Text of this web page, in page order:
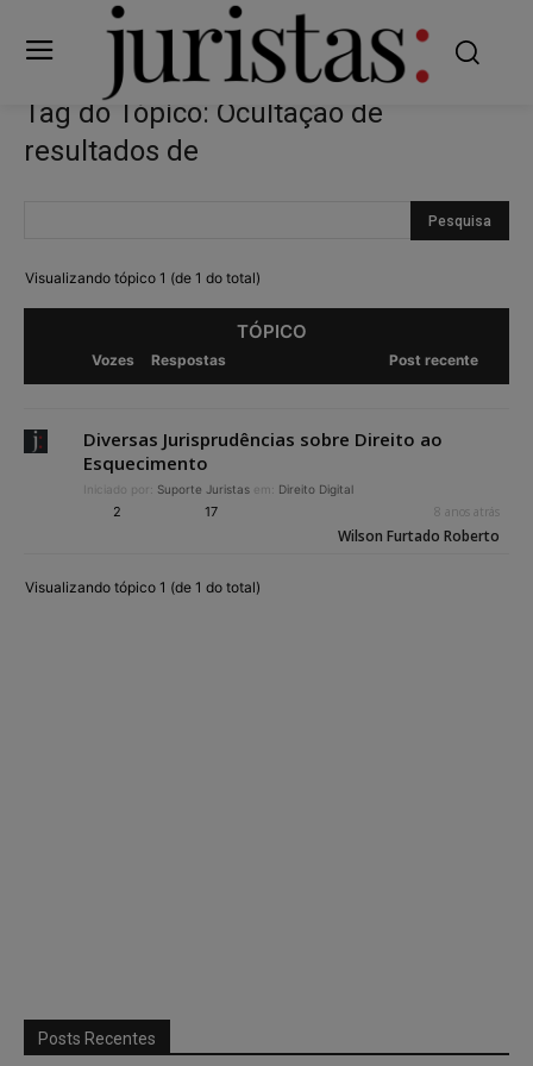
Tag do Tópico: Ocultação de
resultados de
Visualizando tópico 1 (de 1 do total)
TÓPICO
Vozes Respostas Post recente
Diversas Jurisprudências sobre Direito ao
Esquecimento
Iniciado por: Suporte Juristas em: Direito Digital
2 17 8 anos atrás
Wilson Furtado Roberto
Visualizando tópico 1 (de 1 do total)
Posts Recentes